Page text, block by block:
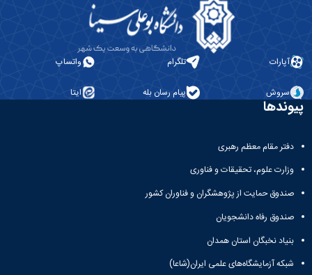
آپارات تلگرام واتساپ
سروش پیام رسان بله ایتا
پیوندها
دفتر مقام معظم رهبری
وزارت علوم، تحقیقات و فناوری
صندوق حمایت از پژوهشگران و فناوران کشور
صندوق رفاه دانشجویان
بنیاد نخبگان استان همدان
شبکه آزمایشگاه‌های علمی ایران(شاعا)